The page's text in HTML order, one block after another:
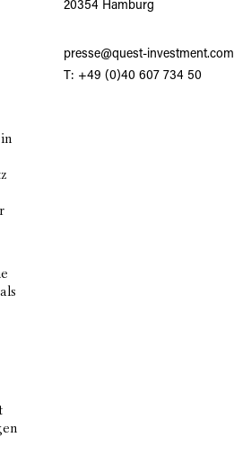
20354 Hamburg
presse@quest-investment.com
T: +49 (0)40 607 734 50